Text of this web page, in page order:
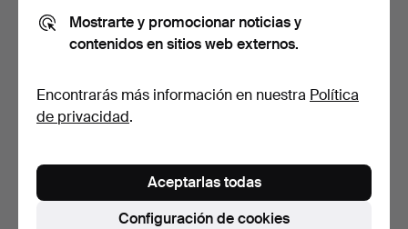
1 puja
62 USD 256 USD
Mostrarte y promocionar noticias y
contenidos en sitios web externos.
Encontrarás más información en nuestra Política
de privacidad.
Configuración de cookies
Aceptarlas todas